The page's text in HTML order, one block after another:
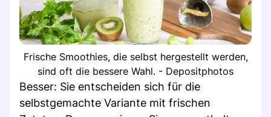
Frische Smoothies, die selbst hergestellt werden,
sind oft die bessere Wahl. - Depositphotos
Besser: Sie entscheiden sich für die
selbstgemachte Variante mit frischen